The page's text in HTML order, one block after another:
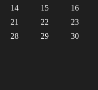
14 15
16
21 22
23
28 29
30